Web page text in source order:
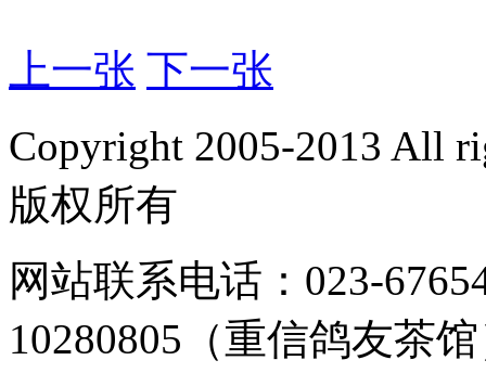
上一张 下一张
Copyright 2005-2013 All
版权所有
网站联系电话：023-
10280805（重信鸽友茶